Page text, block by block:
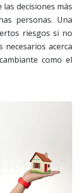
decisiones más
personas. Una
riesgos si no
necesarios acerca
como el